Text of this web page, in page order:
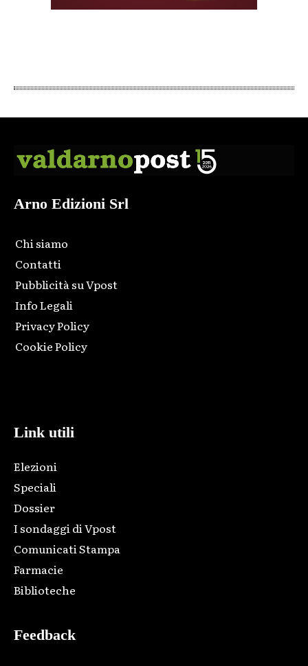
Arno Edizioni Srl
Chi siamo
Contatti
Pubblicità su Vpost
Info Legali
Privacy Policy
Cookie Policy
Link utili
Elezioni
Speciali
Dossier
I sondaggi di Vpost
Comunicati Stampa
Farmacie
Biblioteche
Feedback